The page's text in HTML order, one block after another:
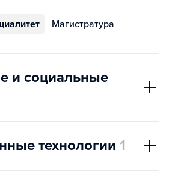
Магистратура
и социальные
технологии 1